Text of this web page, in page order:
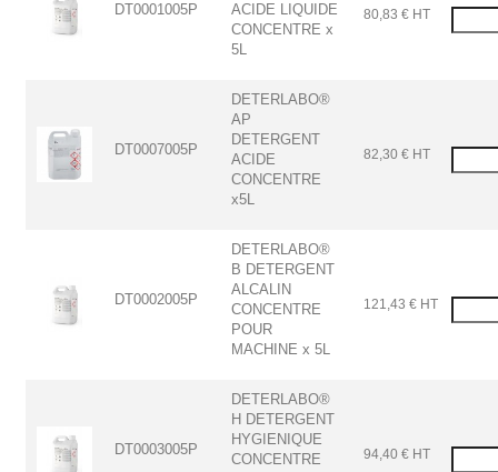
DT0001005P
ACIDE LIQUIDE
CONCENTRE x
5L
80,83 € HT
DT0007005P
DETERLABO®
AP
DETERGENT
ACIDE
CONCENTRE
x5L
82,30 € HT
DT0002005P
DETERLABO®
B DETERGENT
ALCALIN
CONCENTRE
POUR
MACHINE x 5L
121,43 € HT
DT0003005P
DETERLABO®
H DETERGENT
HYGIENIQUE
CONCENTRE
94,40 € HT